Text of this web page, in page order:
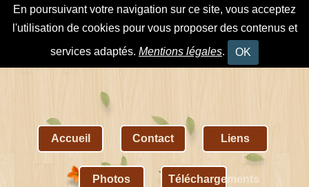
En poursuivant votre navigation sur ce site, vous acceptez
l'utilisation de cookies pour vous proposer des contenus et
services adaptés. Mentions légales. OK
Accueil Contact Liens
Photos Téléchargements